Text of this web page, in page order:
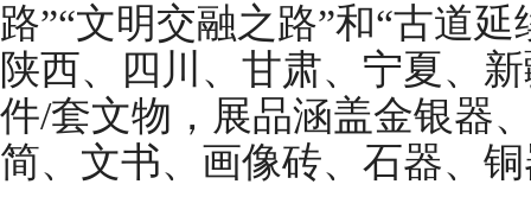
路”“文明交融之路”和“古道
陕西、四川、甘肃、宁夏、
件/套文物，展品涵盖金银器
简、文书、画像砖、石器、